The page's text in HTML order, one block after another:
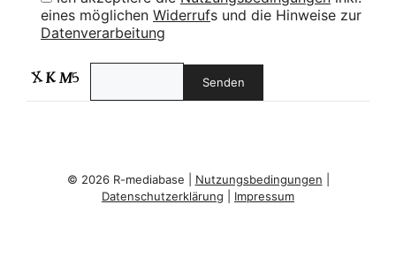
eines möglichen Widerrufs und die Hinweise zur
Datenverarbeitung
© 2026 R-mediabase | Nutzungsbedingungen
Datenschutzerklärung
Impressum